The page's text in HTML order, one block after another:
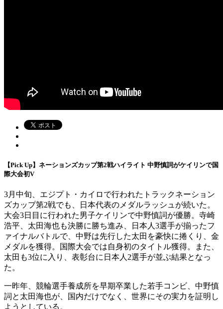
【Pick Up】ネーションズカップ第2戦ハイライト 中野慎詞がケイリンで国
際大会初V
3月中旬、エジプト・カイロで行われたトラックネーション
ズカップ第2戦でも、日本代表のメダルラッシュが続いた。
大会3日目に行われた男子ケイリンで中野慎詞が優勝。寺崎
浩平、太田海也も決勝に勝ち進み、日本人3選手が揃ったフ
ァイナルバトルで、中野は先行した太田を豪快に捲くり、金
メダルを獲得。国際大会では自身初のタイトル獲得。また、
太田も3位に入り、表彰台に日本人2選手が並ぶ結果となっ
た。
一昨年、競輪選手養成所を早期卒業した若手コンビ、中野慎
詞と太田海也が、国内だけでなく、世界にその実力を証明し
ようとしている。